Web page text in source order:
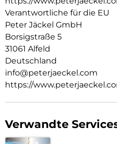
Verantwortliche für die EU
Peter Jäckel GmbH
Borsigstraße 5
31061 Alfeld
Deutschland
info@peterjaeckel.com
https://
Verwandte